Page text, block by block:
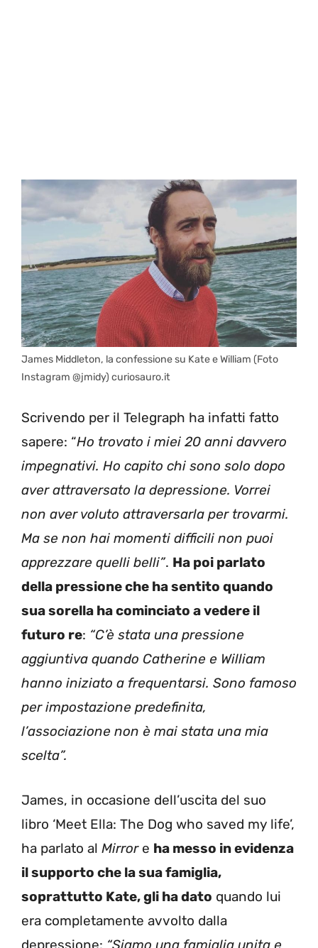
James Middleton, la confessione su Kate e William (Foto
Instagram @jmidy) curiosauro.it
Scrivendo per il Telegraph ha infatti fatto
sapere: “Ho trovato i miei 20 anni davvero
impegnativi. Ho capito chi sono solo dopo
aver attraversato la depressione. Vorrei
non aver voluto attraversarla per trovarmi.
Ma se non hai momenti difficili non puoi
apprezzare quelli belli”. Ha poi parlato
della pressione che ha sentito quando
sua sorella ha cominciato a vedere il
futuro re: “C’è stata una pressione
aggiuntiva quando Catherine e William
hanno iniziato a frequentarsi. Sono famoso
per impostazione predefinita,
l’associazione non è mai stata una mia
scelta”.
James, in occasione dell’uscita del suo
libro ‘Meet Ella: The Dog who saved my life’,
ha parlato al Mirrore ha messo in evidenza
il supporto che la sua famiglia,
soprattutto Kate, gli ha dato quando lui
era completamente avvolto dalla
depressione: “Siamo una famiglia unita e